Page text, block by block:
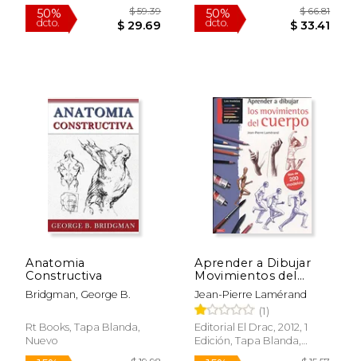
50%
dcto. $ 28.16
40%
dcto.
Anatomia
Constructiva
Bridgman, George B.
Rt Books, Tapa Blanda,
Nuevo
Aprender a Dibujar
Movimientos del
Cuerpo
Jean-Pierre Lamérand
(1)
Editorial El Drac, 2012, 1
Edición, Tapa Blanda,
Nuevo